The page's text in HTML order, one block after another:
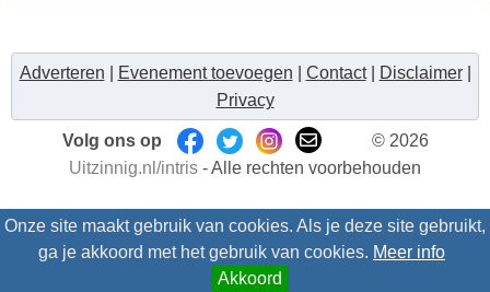
Onze site maakt gebruik van cookies. Als je deze site gebruikt,
ga je akkoord met het gebruik van cookies. Meer info
Akkoord
Adverteren Evenement toevoegen Contact| Disclaimer|
Privacy
Volg ons op
© 2026
Uitzinnig.nl/intris - Alle rechten voorbehouden